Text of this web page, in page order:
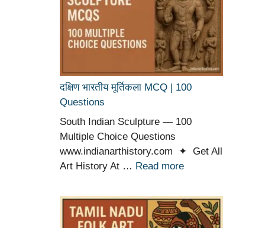
दक्षिण भारतीय मूर्तिकला MCQ | 100
Questions
South Indian Sculpture — 100
Multiple Choice Questions
www.indianarthistory.com ✦ Get All
Art History At … Read more